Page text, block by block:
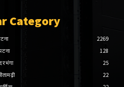
Category
2269
128
25
22